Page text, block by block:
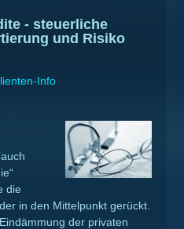
- steuerliche
und Risiko
Info
die
in den Mittelpunkt gerückt.
der privaten